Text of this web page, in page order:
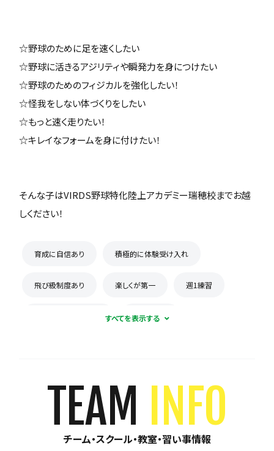
☆野球のために足を速くしたい
☆野球に活きるアジリティや瞬発力を身につけたい
☆野球のためのフィジカルを強化したい！
☆怪我をしない体づくりをしたい
☆もっと速く走りたい！
☆キレイなフォームを身に付けたい！
そんな子はVIRDS野球特化陸上アカデミー瑞穂校までお越
しください！
育成に自信あり 積極的に体験受け入れ
飛び級制度あり 楽しくが第一 週1練習
入会金なし
TEAM INFO
チーム・スクール・教室・習い事情報